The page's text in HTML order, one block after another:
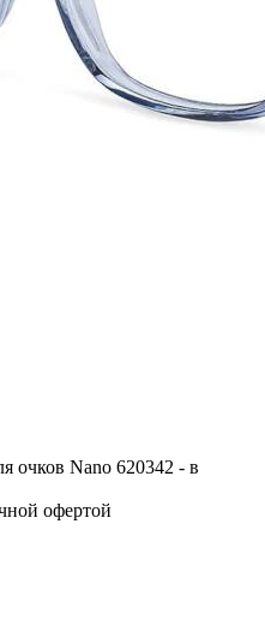
очков Nano 620342 - в
офертой